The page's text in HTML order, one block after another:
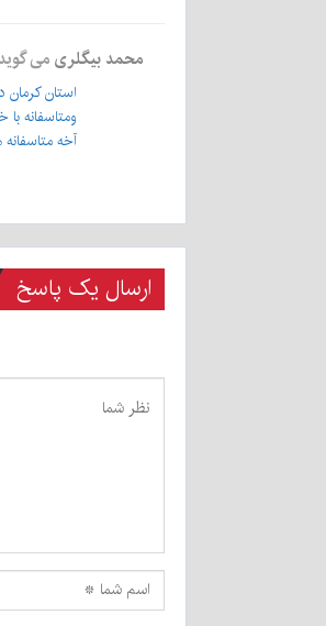
محمد بیگلری می گوید
استان کرمان
ومتاسفانه
آخه
ارسال یک پاسخ